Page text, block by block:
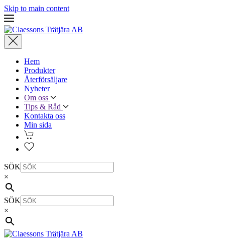
Skip to main content
Hem
Produkter
Återförsäljare
Nyheter
Om oss
Tips & Råd
Kontakta oss
Min sida
SÖK
×
SÖK
×